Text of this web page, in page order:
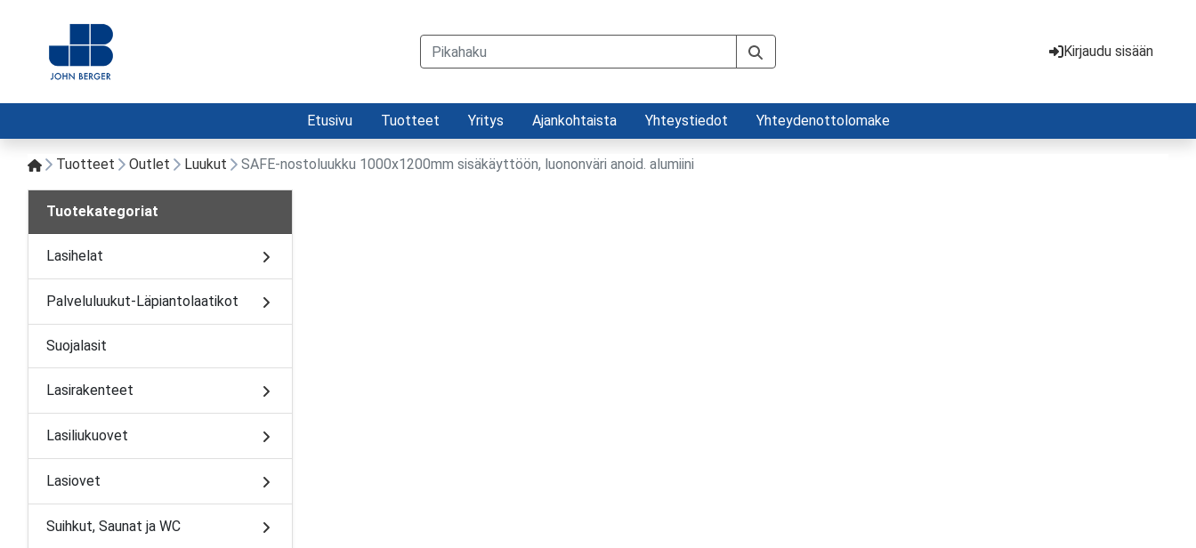
Kirjaudu sisään
Etusivu Tuotteet Yritys Ajankohtaista Yhteystiedot Yhteydenottolomake
Tuotteet Outlet Luukut SAFE-nostoluukku 1000x1200mm sisäkäyttöön, luononväri anoid. alumiini
Tuotekategoriat
Lasihelat
Palveluluukut-Läpiantolaatikot
Suojalasit
Lasirakenteet
Lasiliukuovet
Lasiovet
Suihkut, Saunat ja WC